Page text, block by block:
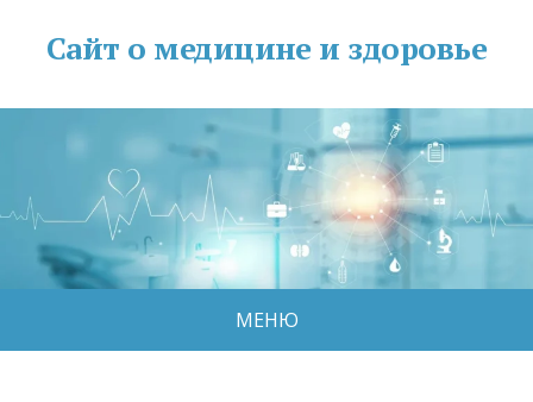
Сайт о медицине и здоровье
МЕНЮ